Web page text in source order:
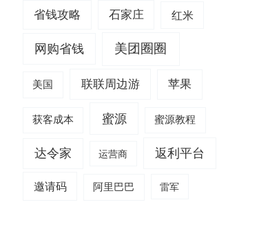
省钱攻略 石家庄 红米
网购省钱 美团圈圈
美国 联联周边游 苹果
获客成本 蜜源 蜜源教程
达令家 运营商 返利平台
邀请码 阿里巴巴 雷军